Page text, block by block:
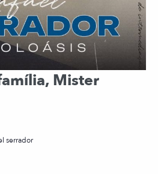
Mister
serrador